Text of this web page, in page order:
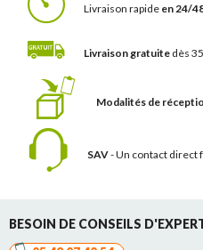
Livraison rapide en 24/
Livraison gratuite dès
Modalités de
SAV- Un contact direct
BESOIN DE CONSEILS